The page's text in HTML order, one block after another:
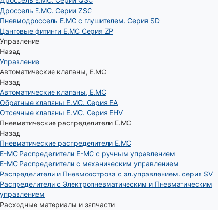
Дроссель E.MC. Серии ZSC
Пневмодроссель E.MC с глушителем. Серия SD
Цанговые фитинги E.MC Серия ZP
Управление
Назад
Управление
Автоматические клапаны, Е.МС
Назад
Автоматические клапаны, Е.МС
Обратные клапаны E.MC. Серия EA
Отсечные клапаны E.MC. Серия EHV
Пневматические распределители E.MC
Назад
Пневматические распределители E.MC
E-MC Распределители E-MC с ручным управлением
E-MC Распределители с механическим управлением
Распределители и Пневмоострова с эл.управлением. серия SV
Распределители с Электропневматическим и Пневматическим
управлением
Расходные материалы и запчасти